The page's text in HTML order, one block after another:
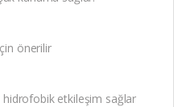
önerilir
hidrofobik etkileşim sağlar